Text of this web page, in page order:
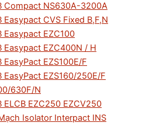
Compact NS630A-3200A
Easypact CVS Fixed B,F,N
Easypact EZC100
Easypact EZC400N / H
EasyPact EZS100E/F
EasyPact EZS160/250E/F
630F/N
ELCB EZC250 EZCV250
Isolator Interpact INS